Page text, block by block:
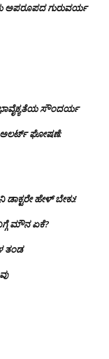
ಅಪರೂಪದ ಗುರುವರ್ಯ
ಸೌಂದರ್ಯ
ಅಲರ್ಟ್ ಘೋಷಣೆ:
ಡಾಕ್ಟರೇ ಹೇಳ್ ಬೇಕು!
ಮೌನ ಏಕೆ?
ತಂಡ